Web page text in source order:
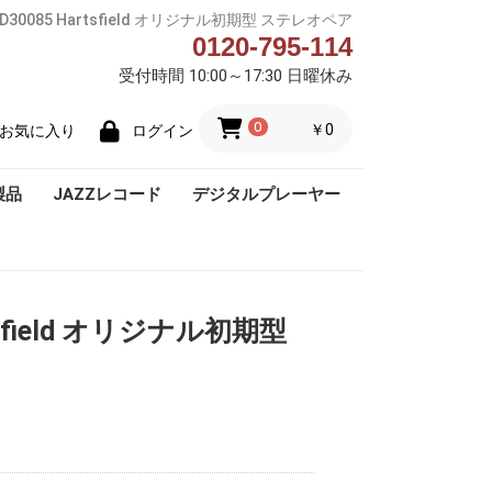
Hartsfield オリジナル初期型 ステレオペア
0120-795-114
受付時間 10:00～17:30 日曜休み
お気に入り ログイン 0 ￥0
品 JAZZレコード デジタルプレーヤー
オリジナル初期型